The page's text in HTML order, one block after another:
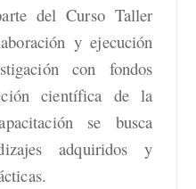
del Curso Taller
yejecución
con fondos
científica de la
se busca
adquiridos y